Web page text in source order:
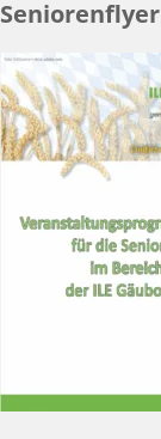
Seniorenflyer